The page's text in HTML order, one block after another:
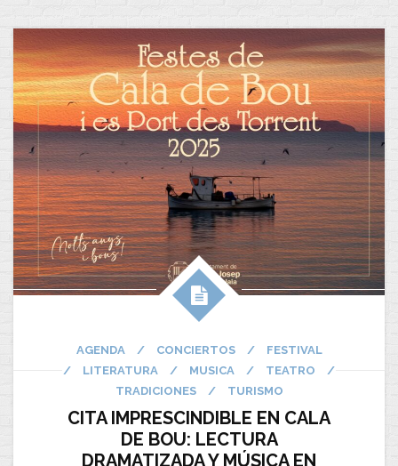
AGENDA / CONCIERTOS /
FESTIVAL
/
LITERATURA / MUSICA / TEATRO
/
TRADICIONES
/ TURISMO
CITA IMPRESCINDIBLE EN CALA
DE BOU: LECTURA
DRAMATIZADA Y MÚSICA EN